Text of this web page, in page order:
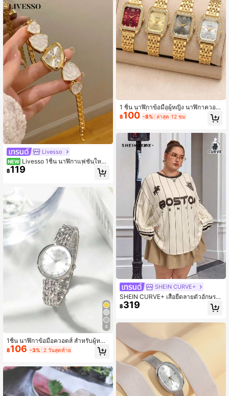
Livesso
NEW Livesso 1ชิ้น นาฬิกาแฟชั่นใหม่
สำหรับผู้หญิง หน้าปัดสามเหลี่ยมที่หรูห
รา นาฬิกาควอทซ์ธุรกิจ เหมาะสำหรับชี
฿119
4
1ชิ้น นาฬิกาข้อมือควอตส์ สำหรับผู้หญิง
สไตล์ง่ายแต่คลาสสิก สำหรับชีวิตประ
จำวัน เป็นของขวัญสำหรับนักเรียนกลับ
฿106 -3% 2 วันสุดท้าย
1 ชิ้น นาฬิกาข้อมือผู้หญิง นาฬิกาควอต
ซ์ทรงสี่เหลี่ยมแฟชั่นลำลอง เหมาะสำหรั
บใส่ประจำวัน ของขวัญวันเกิด งานปาร์
ที่เหมาะสำหรับตัวเองหรือเพื่อน ไม่รวม
กล่องบรรจุภัณฑ์
฿100 -8% ล่าสุด 12 ชม
SHEIN CURVE+
SHEIN CURVE+ เสื้อยืดลายตัวอักษรแ
ละลายทางสไตล์มินิมอลสำหรับผู้หญิงไ
ซส์ใหญ่ ใส่สบายในฤดูใบไม้ผลิและฤดูใ
฿319